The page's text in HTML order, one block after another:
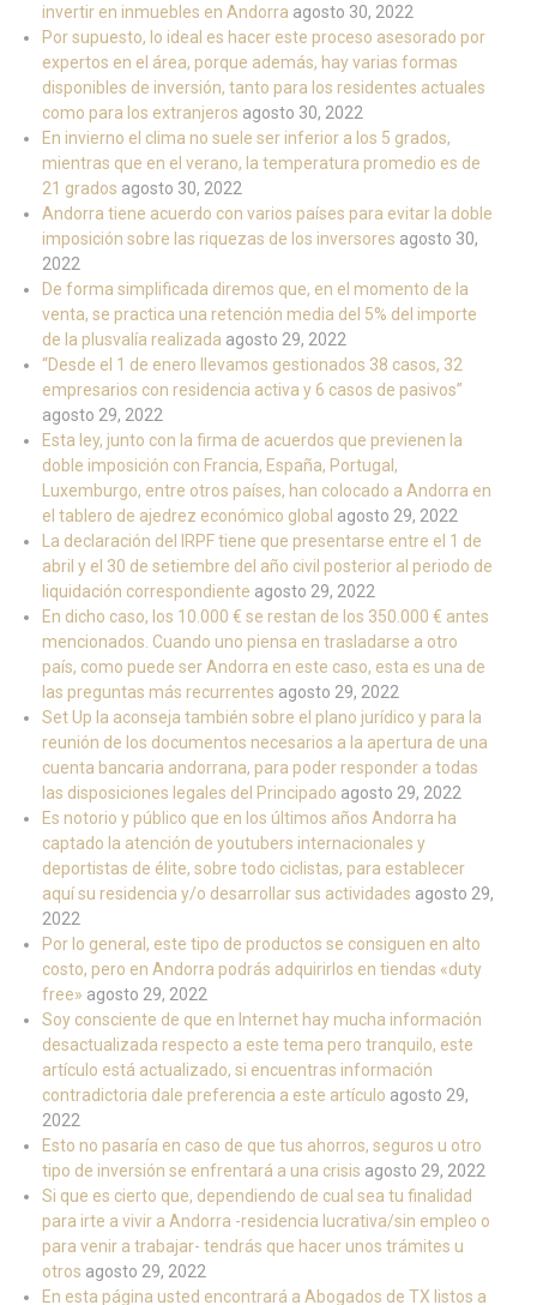
invertir en inmuebles en Andorra agosto 30, 2022
Por supuesto, lo ideal es hacer este proceso asesorado por
expertos en el área, porque además, hay varias formas
disponibles de inversión, tanto para los residentes actuales
como para los extranjeros agosto 30, 2022
En invierno el clima no suele ser inferior a los 5 grados,
mientras que en el verano, la temperatura promedio es de
21 grados agosto 30, 2022
Andorra tiene acuerdo con varios países para evitar la doble
imposición sobre las riquezas de los inversores agosto 30,
2022
De forma simplificada diremos que, en el momento de la
venta, se practica una retención media del 5% del importe
de la plusvalía realizada agosto 29, 2022
“Desde el 1 de enero llevamos gestionados 38 casos, 32
empresarios con residencia activa y 6 casos de pasivos”
agosto 29, 2022
Esta ley, junto con la firma de acuerdos que previenen la
doble imposición con Francia, España, Portugal,
Luxemburgo, entre otros países, han colocado a Andorra en
el tablero de ajedrez económico global agosto 29, 2022
La declaración del IRPF tiene que presentarse entre el 1 de
abril y el 30 de setiembre del año civil posterior al periodo de
liquidación correspondiente agosto 29, 2022
En dicho caso, los 10.000 € se restan de los 350.000 € antes
mencionados. Cuando uno piensa en trasladarse a otro
país, como puede ser Andorra en este caso, esta es una de
las preguntas más recurrentes agosto 29, 2022
Set Up la aconseja también sobre el plano jurídico y para la
reunión de los documentos necesarios a la apertura de una
cuenta bancaria andorrana, para poder responder a todas
las disposiciones legales del Principado agosto 29, 2022
Es notorio y público que en los últimos años Andorra ha
captado la atención de youtubers internacionales y
deportistas de élite, sobre todo ciclistas, para establecer
aquí su residencia y/o desarrollar sus actividades agosto 29,
2022
Por lo general, este tipo de productos se consiguen en alto
costo, pero en Andorra podrás adquirirlos en tiendas «duty
free» agosto 29, 2022
Soy consciente de que en Internet hay mucha información
desactualizada respecto a este tema pero tranquilo, este
artículo está actualizado, si encuentras información
contradictoria dale preferencia a este artículo agosto 29,
2022
Esto no pasaría en caso de que tus ahorros, seguros u otro
tipo de inversión se enfrentará a una crisis agosto 29, 2022
Si que es cierto que, dependiendo de cual sea tu finalidad
para irte a vivir a Andorra -residencia lucrativa/sin empleo o
para venir a trabajar- tendrás que hacer unos trámites u
otros agosto 29, 2022
En esta página usted encontrará a Abogados de TX listos a